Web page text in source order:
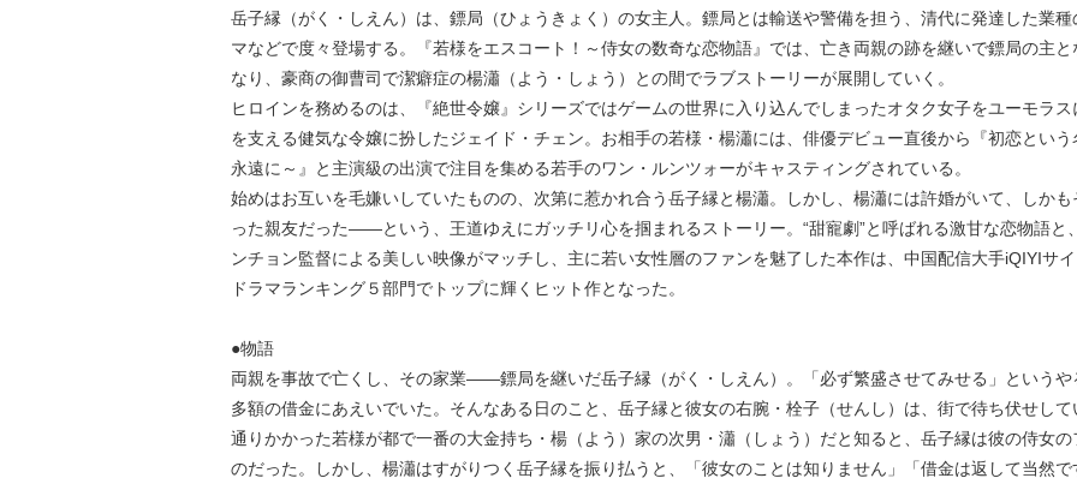
岳子縁（がく・しえん）は、鏢局（ひょうきょく）の女主人。鏢局とは輸送や警備を担う、清代に発達した業
マなどで度々登場する。『若様をエスコート！～侍女の数奇な恋物語』では、亡き両親の跡を継いで鏢局の主
なり、豪商の御曹司で潔癖症の楊瀟（よう・しょう）との間でラブストーリーが展開していく。
ヒロインを務めるのは、『絶世令嬢』シリーズではゲームの世界に入り込んでしまったオタク女子をユーモラ
を支える健気な令嬢に扮したジェイド・チェン。お相手の若様・楊瀟には、俳優デビュー直後から『初恋とい
永遠に～』と主演級の出演で注目を集める若手のワン・ルンツォーがキャスティングされている。
始めはお互いを毛嫌いしていたものの、次第に惹かれ合う岳子縁と楊瀟。しかし、楊瀟には許婚がいて、しか
った親友だった――という、王道ゆえにガッチリ心を掴まれるストーリー。“甜寵劇”と呼ばれる激甘な恋物語と
ンチョン監督による美しい映像がマッチし、主に若い女性層のファンを魅了した本作は、中国配信大手iQIYIサ
ドラマランキング５部門でトップに輝くヒット作となった。
●物語
両親を事故で亡くし、その家業――鏢局を継いだ岳子縁（がく・しえん）。「必ず繁盛させてみせる」という
多額の借金にあえいでいた。そんなある日のこと、岳子縁と彼女の右腕・栓子（せんし）は、街で待ち伏せし
通りかかった若様が都で一番の大金持ち・楊（よう）家の次男・瀟（しょう）だと知ると、岳子縁は彼の侍女
のだった。しかし、楊瀟はすがりつく岳子縁を振り払うと、「彼女のことは知りません」「借金は返して当然